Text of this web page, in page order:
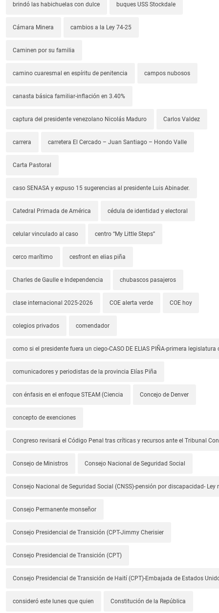
brindó las habichuelas con dulce buques USS Stockdale
Cámara Minera cambios a la Ley 74-25
Caminen por su familia
camino cuaresmal en espíritu de penitencia campos nubosos
canasta básica familiar-inflación en 3.40%
captura del presidente venezolano Nicolás Maduro Carlos Valdez
carrera carretera El Cercado – Juan Santiago – Hondo Valle
Carta Pastoral
caso SENASA y expuso 15 sugerencias al presidente Luis Abinader.
Catedral Primada de América cédula de identidad y electoral
celular vinculado al caso centro “My Little Steps”
cerco marítimo cesfront en elias piña
Charles de Gaulle e Independencia chubascos pasajeros
clase internacional 2025-2026 COE alerta verde COE hoy
colegios privados comendador
como si el presidente fuera un ciego-CASO DE ELIAS PIÑA-primera legislatura
comunicadores y periodistas de la provincia Elías Piña
con énfasis en el enfoque STEAM (Ciencia Concejo de Denver
concepto de exenciones
Congreso revisará el Código Penal tras críticas y recursos ante el Tribunal
Consejo de Ministros Consejo Nacional de Seguridad Social
Consejo Nacional de Seguridad Social (CNSS)-pensión por discapacidad- Ley
Consejo Permanente monseñor
Consejo Presidencial de Transición (CPT-Jimmy Cherisier
Consejo Presidencial de Transición (CPT)
Consejo Presidencial de Transición de Haití (CPT)-Embajada de Estados
consideró este lunes que quien Constitución de la República